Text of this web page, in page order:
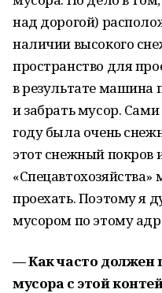
над дорогой)
наличии высокого
пространство для
в результате машина
и забрать мусор.
году была очень
этот снежный покров
проехать. Поэтому я
мусором по этому
— Как часто должен
мусора с этой